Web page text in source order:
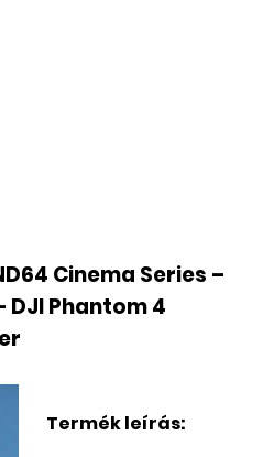
Cinema Series –
Phantom 4
Termék leírás: